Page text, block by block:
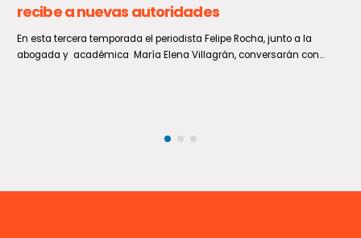
La inflación de julio se ubica en 0,1% y sitúa la
variación interanual en un 3,5%